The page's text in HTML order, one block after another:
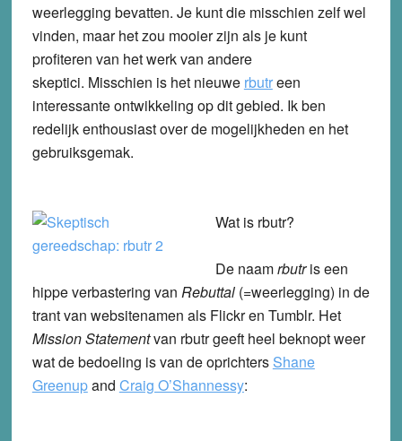
weerlegging bevatten. Je kunt die misschien zelf wel
vinden, maar het zou mooier zijn als je kunt
profiteren van het werk van andere
skeptici. Misschien is het nieuwe rbutreen
interessante ontwikkeling op dit gebied. Ik ben
redelijk enthousiast over de mogelijkheden en het
gebruiksgemak.
Wat is rbutr?
De naamrbutris een
hippe verbastering van Rebuttal(=weerlegging) in de
trant van websitenamen als Flickr en Tumblr. Het
Mission Statementvan rbutr geeft heel beknopt weer
wat de bedoeling is van de oprichters Shane
Greenupand Craig O’Shannessy: